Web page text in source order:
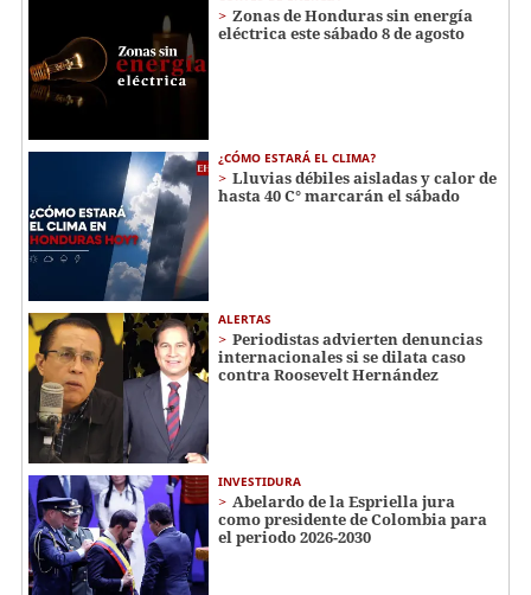
Zonas de Honduras sin energía
eléctrica este sábado 8 de agosto
¿CÓMO ESTARÁ EL CLIMA?
Lluvias débiles aisladas y calor de
hasta 40 C° marcarán el sábado
ALERTAS
Periodistas advierten denuncias
internacionales si se dilata caso
contra Roosevelt Hernández
INVESTIDURA
Abelardo de la Espriella jura
como presidente de Colombia para
el periodo 2026-2030